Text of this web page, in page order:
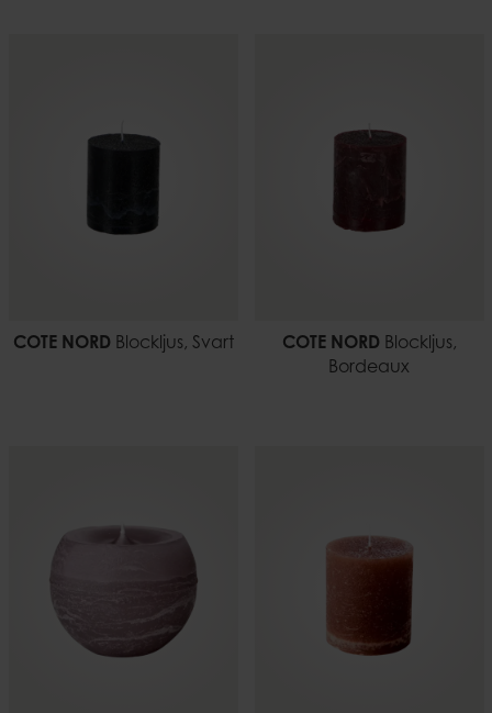
COTE NORD Blockljus, Svart COTE NORD Blockljus,
Bordeaux